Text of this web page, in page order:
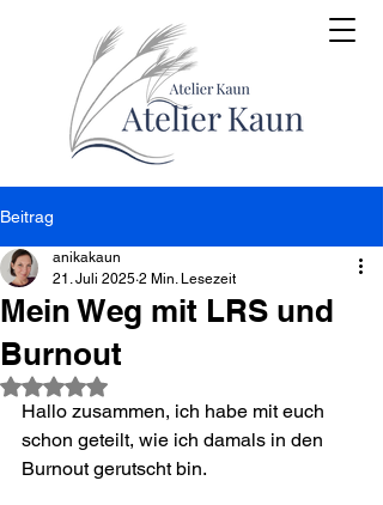
Beitrag
Mein Weg mit LRS und
Burnout
anikakaun
21. Juli 2025 2 Min. Lesezeit
Mit NaN von 5 Sternen bewertet.
Hallo zusammen, ich habe mit euch
schon geteilt, wie ich damals in den
Burnout gerutscht bin.